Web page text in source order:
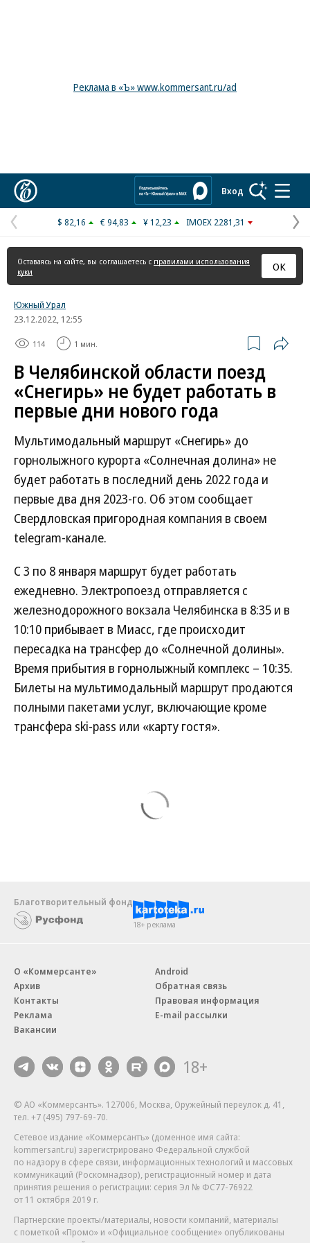
Реклама в «Ъ» www.kommersant.ru/ad
Вход
Предыдущая
страница
$ 82,16 € 94,83 ¥ 12,23 IMOEX 2281,31
Оставаясь на сайте, вы соглашаетесь с правилами использования
куки
ОК
Южный Урал
23.12.2022, 12:55
114 1 мин.
В Челябинской области поезд
«Снегирь» не будет работать в
первые дни нового года
Мультимодальный маршрут «Снегирь» до
горнолыжного курорта «Солнечная долина» не
будет работать в последний день 2022 года и
первые два дня 2023-го. Об этом сообщает
Свердловская пригородная компания в своем
telegram-канале.
С 3 по 8 января маршрут будет работать
ежедневно. Электропоезд отправляется с
железнодорожного вокзала Челябинска в 8:35 и в
10:10 прибывает в Миасс, где происходит
пересадка на трансфер до «Солнечной долины».
Время прибытия в горнолыжный комплекс – 10:35.
Билеты на мультимодальный маршрут продаются
полными пакетами услуг, включающие кроме
трансфера ski-pass или «карту гостя».
Благотворительный фонд
18+ реклама
О «Коммерсанте»
Архив
Контакты
Реклама
Вакансии
Android
Обратная связь
Правовая информация
E-mail рассылки
18+
© АО «Коммерсантъ». 127006, Москва, Оружейный переулок д. 41,
тел. +7 (495) 797-69-70.
Сетевое издание «Коммерсантъ» (доменное имя сайта:
kommersant.ru) зарегистрировано Федеральной службой
по надзору в сфере связи, информационных технологий и массовых
коммуникаций (Роскомнадзор), регистрационный номер и дата
принятия решения о регистрации: серия Эл № ФС77-76922
от 11 октября 2019 г.
Партнерские проекты/материалы, новости компаний, материалы
с пометкой «Промо» и «Официальное сообщение» опубликованы